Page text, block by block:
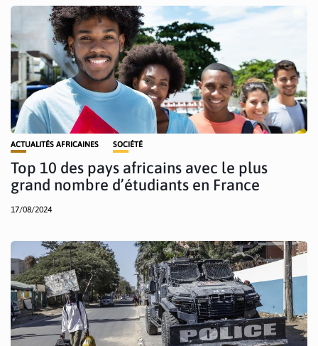
ACTUALITÉS AFRICAINES SOCIÉTÉ
Top 10 des pays africains avec le plus
grand nombre d’étudiants en France
17/08/2024